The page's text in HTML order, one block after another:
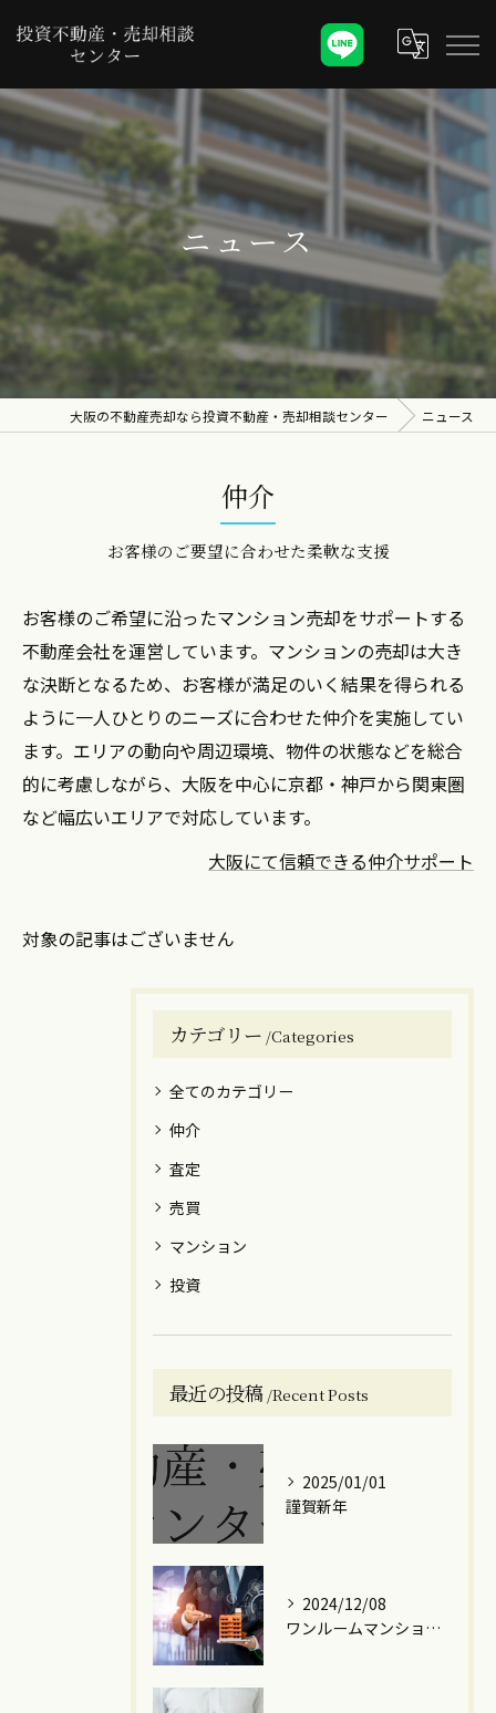
ニュース
大阪の不動産売却なら投資不動産・売却相談センター ニュース
仲介
お客様のご要望に合わせた柔軟な支援
お客様のご希望に沿ったマンション売却をサポートする
不動産会社を運営しています。マンションの売却は大き
な決断となるため、お客様が満足のいく結果を得られる
ように一人ひとりのニーズに合わせた仲介を実施してい
ます。エリアの動向や周辺環境、物件の状態などを総合
的に考慮しながら、大阪を中心に京都・神戸から関東圏
など幅広いエリアで対応しています。
大阪にて信頼できる仲介サポート
対象の記事はございません
カテゴリー Categories
全てのカテゴリー
仲介
査定
売買
マンション
投資
最近の投稿 Recent Posts
2025/01/01
謹賀新年
2024/12/08
ワンルームマンションに関するご相談をLINEにて承っております。